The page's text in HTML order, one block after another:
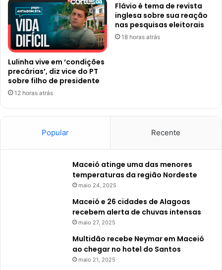
Lulinha vive em ‘condições
precárias’, diz vice do PT
sobre filho de presidente
12 horas atrás
Flávio é tema de revista
inglesa sobre sua reação
nas pesquisas eleitorais
18 horas atrás
Popular Recente
Maceió atinge uma das menores
temperaturas da região Nordeste
maio 24, 2025
Maceió e 26 cidades de Alagoas
recebem alerta de chuvas intensas
maio 27, 2025
Multidão recebe Neymar em Maceió
ao chegar no hotel do Santos
maio 21, 2025